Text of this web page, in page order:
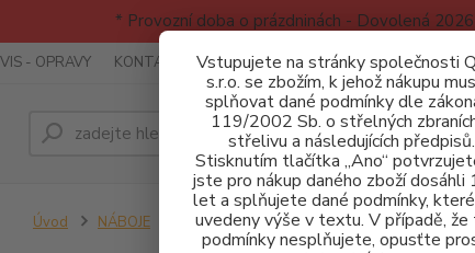
* Provozní doba o prázdninách - Dovolená 2026
Vstupujete na stránky společnosti
s.r.o. se zbožím, k jehož nákupu
splňovat dané podmínky dle
119/2002 Sb. o střelných
střelivu a následujících předpisů.
Stisknutím tlačítka „Ano“
jste pro nákup daného zboží dosáhli
let a splňujete dané podmínky,
uvedeny výše v textu. V případě,
podmínky nesplňujete, opusťte
- OPRAVY KONTAKTY RECENZE - INFO SPORTOVNÍ
Hledat
Úvod NÁBOJE SB 223 REM. - FMJ 55grs 100ks